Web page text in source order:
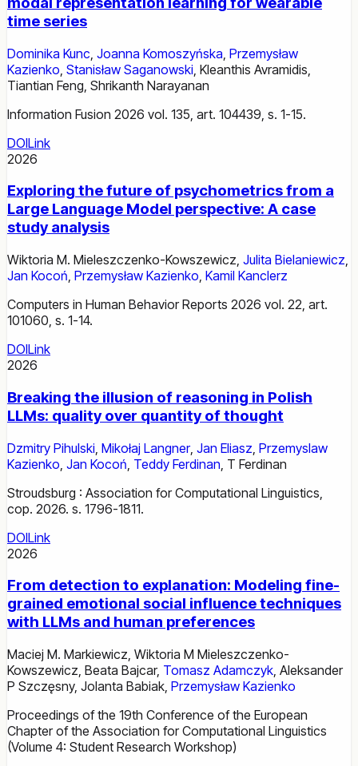
time series
Dominika Kunc Joanna Komoszyńska Przemysław
Kazienko Stanisław Saganowski Kleanthis Avramidis
Tiantian Feng Shrikanth Narayanan
Information Fusion 2026 vol. 135, art. 104439, s. 1-15.
DOILink
2026
Exploring the future of psychometrics from a
Large Language Model perspective: A case
study analysis
Wiktoria M. Mieleszczenko-Kowszewicz, Julita Bielaniewicz,
Jan Kocoń, Przemysław Kazienko, Kamil Kanclerz
Computers in Human Behavior Reports 2026 vol. 22, art.
101060, s. 1-14.
DOILink
2026
Breaking the illusion of reasoning in Polish
LLMs: quality over quantity of thought
Dzmitry Pihulski Mikołaj Langner, Jan Eliasz Przemyslaw
Kazienko Jan Kocoń Teddy Ferdinan T Ferdinan
Stroudsburg : Association for Computational Linguistics,
cop. 2026. s. 1796-1811.
DOILink
2026
From detection to explanation: Modeling fine-
grained emotional social influence techniques
with LLMs and human preferences
Maciej M. Markiewicz Wiktoria M Mieleszczenko-
Kowszewicz Beata Bajcar, Tomasz Adamczyk Aleksander
P Szczęsny, Jolanta Babiak Przemysław Kazienko
Proceedings of the 19th Conference of the European
Chapter of the Association for Computational Linguistics
(Volume 4: Student Research Workshop)